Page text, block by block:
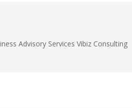
Advisory Services Vibiz Consulting